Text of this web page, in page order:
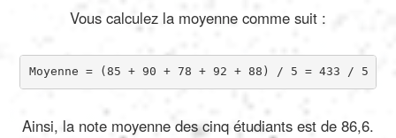
Vous calculez la moyenne comme suit :
Moyenne = (85 + 90 + 78 + 92 + 88) / 5 = 433 / 5 =
Ainsi, la note moyenne des cinq étudiants est de 86,6.